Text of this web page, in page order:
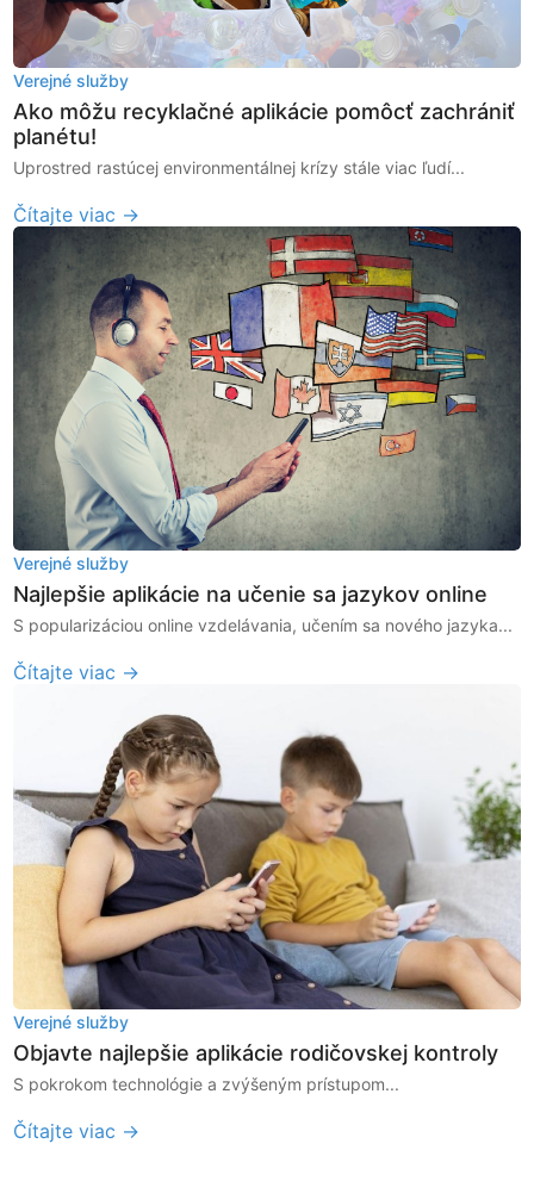
Verejné služby
Ako môžu recyklačné aplikácie pomôcť zachrániť
planétu!
Uprostred rastúcej environmentálnej krízy stále viac ľudí...
Čítajte viac →
Verejné služby
Najlepšie aplikácie na učenie sa jazykov online
S popularizáciou online vzdelávania, učením sa nového jazyka...
Čítajte viac →
Verejné služby
Objavte najlepšie aplikácie rodičovskej kontroly
S pokrokom technológie a zvýšeným prístupom...
Čítajte viac →